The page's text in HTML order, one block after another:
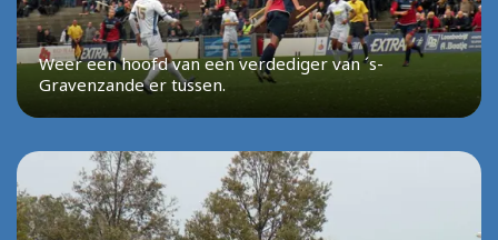
Weer een hoofd van een verdediger van ´s-
Gravenzande er tussen.